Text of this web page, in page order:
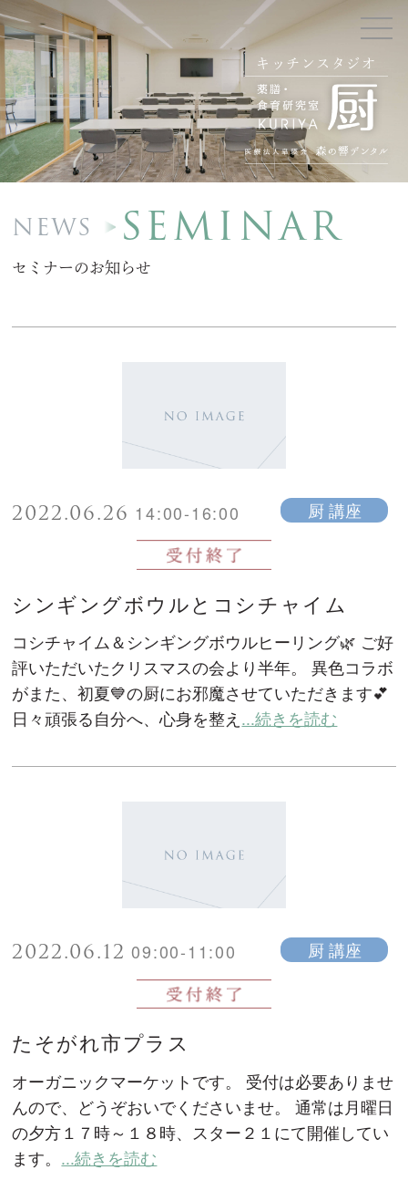
キッチンスタジオ
NEWS SEMINAR
セミナーのお知らせ
2022.06.26 14:00-16:00 厨 講座
シンギングボウルとコシチャイム
コシチャイム＆シンギングボウルヒーリング🌿 ご好
評いただいたクリスマスの会より半年。 異色コラボ
がまた、初夏💙の厨にお邪魔させていただきます💕
日々頑張る自分へ、心身を整え ...続きを読む
2022.06.12 09:00-11:00 厨 講座
たそがれ市プラス
オーガニックマーケットです。 受付は必要ありませ
んので、どうぞおいでくださいませ。 通常は月曜日
の夕方１７時～１８時、スター２１にて開催してい
ます。 ...続きを読む